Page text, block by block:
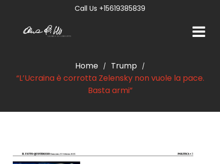
Call Us +15619385839
Home / Trump /
“L’Ucraina è corrotta Zelensky non vuole la pace.
Basta armi”